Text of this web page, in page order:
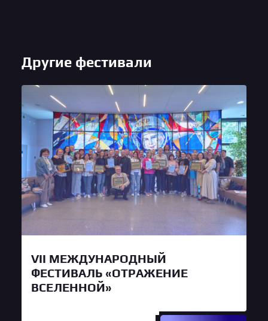
Другие фестивали
VII МЕЖДУНАРОДНЫЙ
ФЕСТИВАЛЬ «ОТРАЖЕНИЕ
ВСЕЛЕННОЙ»